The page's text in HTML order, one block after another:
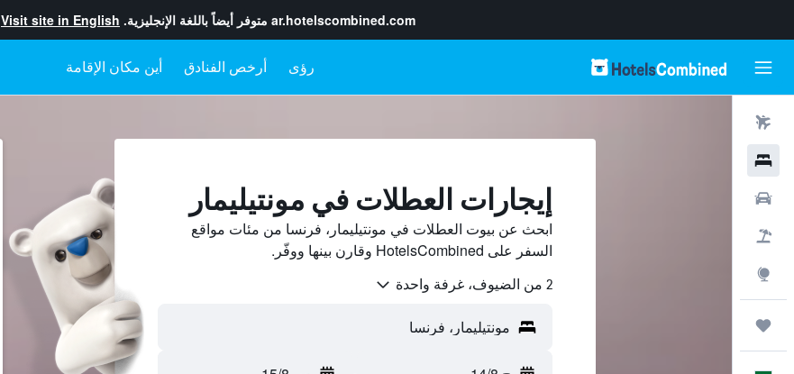
ar.hotelscombined.com متوفر أيضاً باللغة الإنجليزية. Visit site in English
رؤى أرخص الفنادق أين مكان الإقامة
إيجارات العطلات في مونتيليمار
ابحث عن بيوت العطلات في مونتيليمار، فرنسا من مئات مواقع
السفر على HotelsCombined وقارن بينها ووفّر.
2 من الضيوف، غرفة واحدة